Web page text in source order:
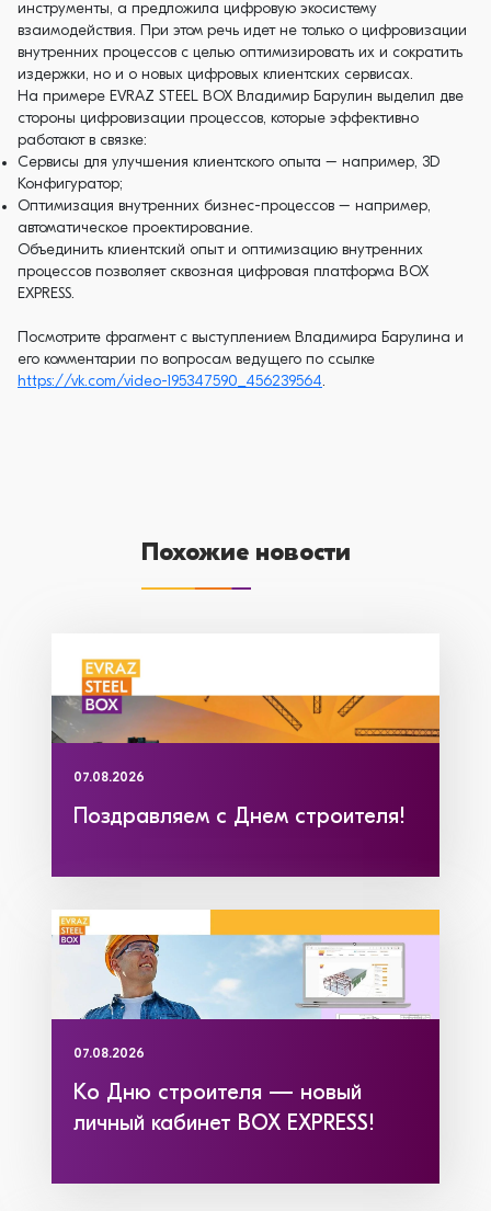
инструменты, а предложила цифровую экосистему
взаимодействия. При этом речь идет не только о цифровизации
внутренних процессов с целью оптимизировать их и сократить
издержки, но и о новых цифровых клиентских сервисах.
На примере EVRAZ STEEL BOX Владимир Барулин выделил две
стороны цифровизации процессов, которые эффективно
работают в связке:
Сервисы для улучшения клиентского опыта – например, 3D
Конфигуратор;
Оптимизация внутренних бизнес-процессов – например,
автоматическое проектирование.
Объединить клиентский опыт и оптимизацию внутренних
процессов позволяет сквозная цифровая платформа BOX
EXPRESS.
Посмотрите фрагмент с выступлением Владимира Барулина и
его комментарии по вопросам ведущего по ссылке
https://vk.com/video-195347590_456239564.
Похожие новости
07.08.2026
Поздравляем с Днем строителя!
07.08.2026
Ко Дню строителя — новый
личный кабинет BOX EXPRESS!